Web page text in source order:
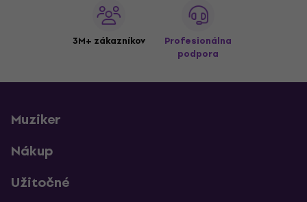
3M+ zákazníkov
Profesionálna
podpora
Muziker
Nákup
Užitočné